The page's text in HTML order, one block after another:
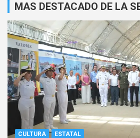
MAS DESTACADO DE LA
CULTURA ESTATAL